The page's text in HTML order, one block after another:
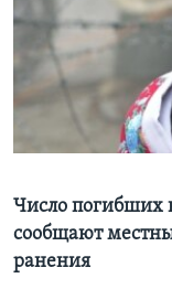
Learning English
СОЦИАЛЬНЫЕ СЕТИ
Языки
Число погибших
сообщают
ранения